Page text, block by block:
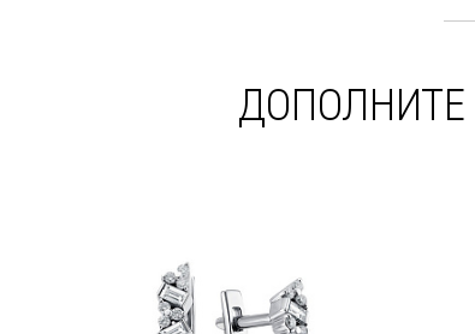
ДОПОЛНИТЕ